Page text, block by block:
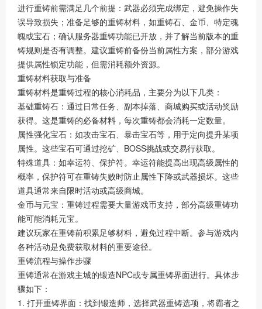
进行重铸前需满足几个前提：武器必须完成绑定，避免操作失
误导致损失；准备足够的重铸材料，如重铸石、金币、特定魂
魄或宝石；确认服务器重铸功能已开放，并了解当前版本的重
铸规则是否有调整。建议重铸前备份当前属性方案，部分游戏
提供属性锁定功能，但需消耗额外资源。
重铸材料获取与准备
重铸材料是重铸过程的核心消耗品，主要分为以下几类：
基础重铸石：通过日常任务、副本掉落、商城购买或活动奖励
获得。这是重铸的必备材料，每次重铸都会消耗一定数量。
属性强化宝石：如攻击宝石、暴击宝石等，用于定向提升某项
属性。这些宝石可通过挖矿、BOSS挑战或交易行获取。
特殊道具：如幸运符、保护符。幸运符能提高出现高级属性的
概率，保护符可在重铸失败时防止属性下降或武器损坏。这些
道具通常来自限时活动或高级商城。
金币与元宝：重铸过程需要大量游戏币支持，部分高级重铸功
能可能消耗元宝。
建议玩家在重铸前积累足够材料，避免过程中断。参与游戏内
各种活动是免费获取材料的重要途径。
重铸流程与操作步骤
重铸通常在游戏主城的锻造NPC或专属重铸界面进行。具体步
骤如下：
1. 打开重铸界面：找到锻造师，选择武器重铸选项，将霸者之